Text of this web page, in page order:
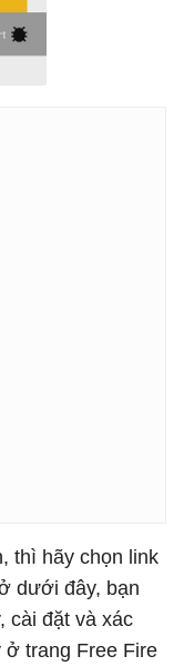
thì hãy chọn link
dưới đây, bạn
cài đặt và xác
ở trang Free Fire